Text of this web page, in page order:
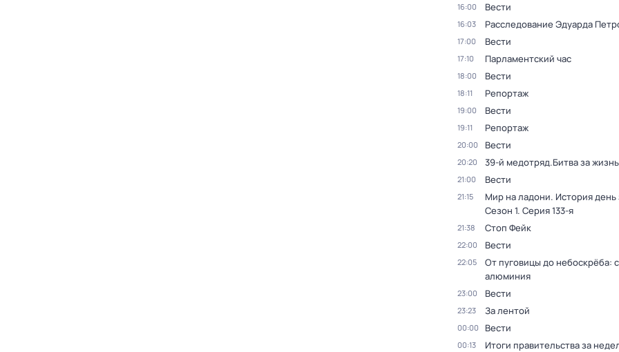
16:00 Вести
16:03 Расследование Эдуарда
17:00 Вести
17:10 Парламентский час
18:00 Вести
18:11 Репортаж
19:00 Вести
19:11 Репортаж
20:00 Вести
20:20 39-й медотряд.Битва за жизнь
21:00 Вести
21:15 Мир на ладони. История день
Сезон 1. Серия 133-я
21:38 Стоп Фейк
22:00 Вести
22:05
От пуговицы до небоскрёба:
алюминия
23:00 Вести
23:23 За лентой
00:00 Вести
00:13 Итоги правительства за